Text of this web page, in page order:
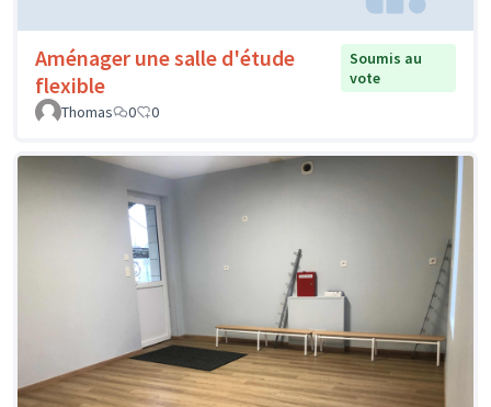
Aménager une salle d'étude
flexible
Soumis au
vote
Thomas
0 0